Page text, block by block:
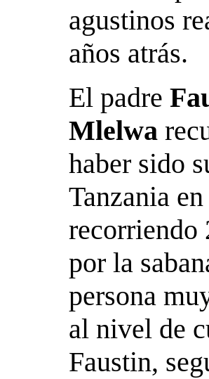
agustinos
años atrás.
El padre
Mlelwa
haber sido
Tanzania
recorriendo
por la
persona
al nivel de
Faustin,